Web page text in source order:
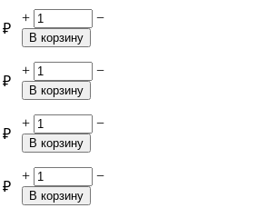
₽
+ −
В корзину
₽
+ −
В корзину
₽
+ −
В корзину
₽
+ −
В корзину